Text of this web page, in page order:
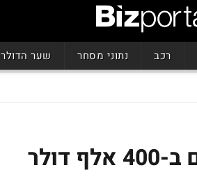
רכב נתוני מסחר שער הדולר